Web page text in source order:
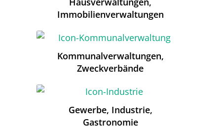
Immobilienverwaltungen
Kommunalverwaltungen,
Zweckverbände
Gewerbe, Industrie,
Gastronomie